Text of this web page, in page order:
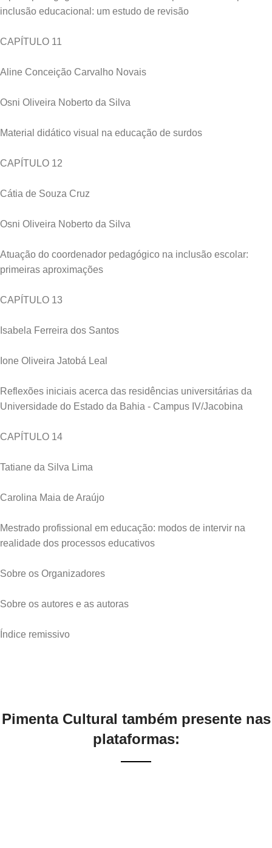
inclusão educacional: um estudo de revisão
CAPÍTULO 11
Aline Conceição Carvalho Novais
Osni Oliveira Noberto da Silva
Material didático visual na educação de surdos
CAPÍTULO 12
Cátia de Souza Cruz
Osni Oliveira Noberto da Silva
Atuação do coordenador pedagógico na inclusão escolar:
primeiras aproximações
CAPÍTULO 13
Isabela Ferreira dos Santos
Ione Oliveira Jatobá Leal
Reflexões iniciais acerca das residências universitárias da
Universidade do Estado da Bahia - Campus IV/Jacobina
CAPÍTULO 14
Tatiane da Silva Lima
Carolina Maia de Araújo
Mestrado profissional em educação: modos de intervir na
realidade dos processos educativos
Sobre os Organizadores
Sobre os autores e as autoras
Índice remissivo
Pimenta Cultural também presente nas
plataformas: